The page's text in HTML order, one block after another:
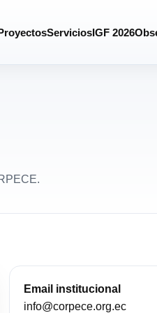
ServiciosIGF 2026
Email institucional
info@corpece.org.ec